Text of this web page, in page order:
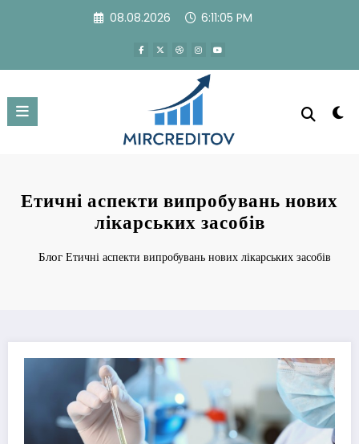
08.08.2026 6:11:05 PM
Етичні аспекти випробувань нових
лікарських засобів
Блог Етичні аспекти випробувань нових лікарських засобів